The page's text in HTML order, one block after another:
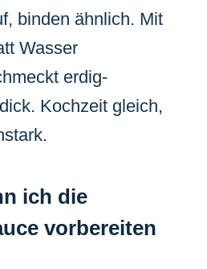
binden ähnlich. Mit
Wasser
erdig-
Kochzeit gleich,
ich die
vorbereiten